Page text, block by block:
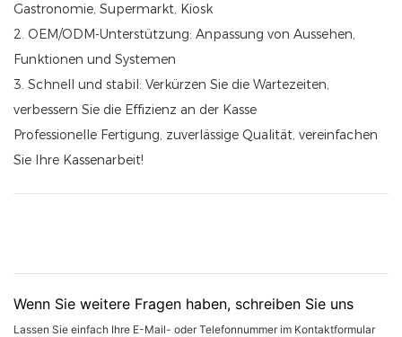
Gastronomie, Supermarkt, Kiosk
2. OEM/ODM-Unterstützung: Anpassung von Aussehen,
Funktionen und Systemen
3. Schnell und stabil: Verkürzen Sie die Wartezeiten,
verbessern Sie die Effizienz an der Kasse
Professionelle Fertigung, zuverlässige Qualität, vereinfachen
Sie Ihre Kassenarbeit!
Wenn Sie weitere Fragen haben, schreiben Sie uns
Lassen Sie einfach Ihre E-Mail- oder Telefonnummer im Kontaktformular